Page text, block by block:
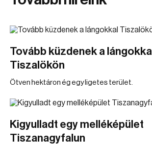
Tovább küzdenek a lángokkal
Tiszalökön
Ötven hektáron ég egy ligetes terület.
Kigyulladt egy melléképület
Tiszanagyfalun